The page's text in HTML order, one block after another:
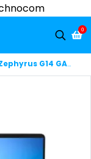
0
G14 GA403GM-SY109WA